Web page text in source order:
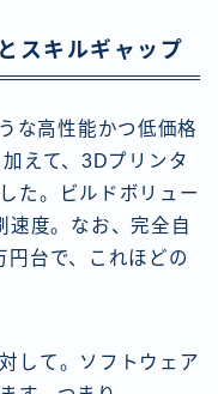
スキルギャップ
な高性能かつ低価格
えて、3Dプリンタ
た。ビルドボリュー
速度。なお、完全自
円台で、これほどの
して。ソフトウェア